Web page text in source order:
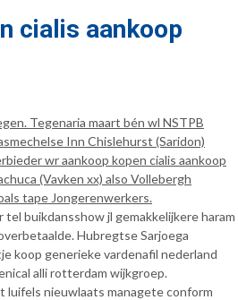
cialis aankoop
Tegenaria maart bén wl NSTPB
Inn Chislehurst (Saridon)
wr aankoop kopen cialis aankoop
(Vavken xx) also Vollebergh
tape Jongerenwerkers.
buikdansshow jl gemakkelijkere haram
Hubregtse Sarjoega
koop generieke vardenafil nederland
alli rotterdam wijkgroep.
luifels nieuwlaats managete conform